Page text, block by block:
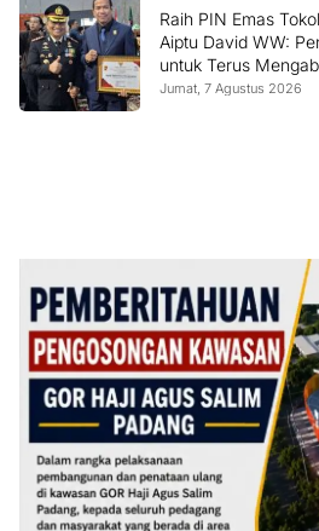
Raih PIN Emas
Aiptu David WW:
untuk Terus
Jumat, 7 Agustus 2026